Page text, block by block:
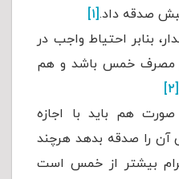
صدقه داد.[۱]
بنابر احتیاط واجب در
مصرف خمس باشد و هم
[۲]
صورت هم باید با اجازه
آن را صدقه بدهد هرچند
بیشتر از خمس است